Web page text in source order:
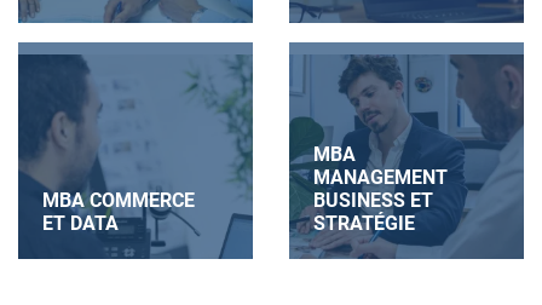
MBA COMMERCE
ET DATA
MBA
MANAGEMENT
BUSINESS ET
STRATÉGIE